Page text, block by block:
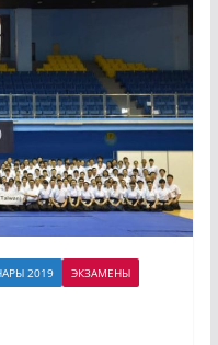
2019
ЭКЗАМЕНЫ